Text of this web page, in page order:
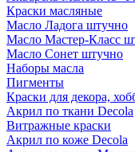
Краски масляные
Масло Ладога штучно
Масло Мастер-Класс
Масло Сонет штучно
Наборы масла
Пигменты
Краски для декора,
Акрил по ткани Decola
Витражные краски
Акрил по коже Decola